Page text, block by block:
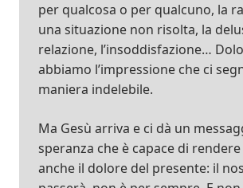
per qualcosa o per qualcuno, la
una situazione non risolta, la
relazione, l’insoddisfazione…
abbiamo l’impressione che ci
maniera indelebile.
Ma Gesù arriva e ci dà un
speranza che è capace di
anche il dolore del presente: il